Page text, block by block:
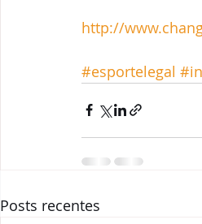
http://
#esportelegal
Posts recentes